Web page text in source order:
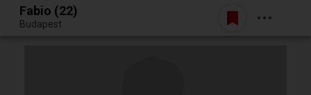
Egy jó randiból bármi lehet.
Belépés
Fabio (22)
Budapest